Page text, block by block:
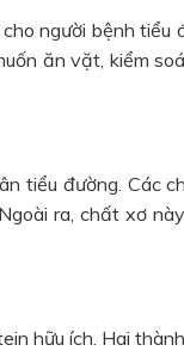
người bệnh tiểu
ăn vặt, kiểm
tiểu đường. Các
ra, chất xơ
hữu ích. Hai